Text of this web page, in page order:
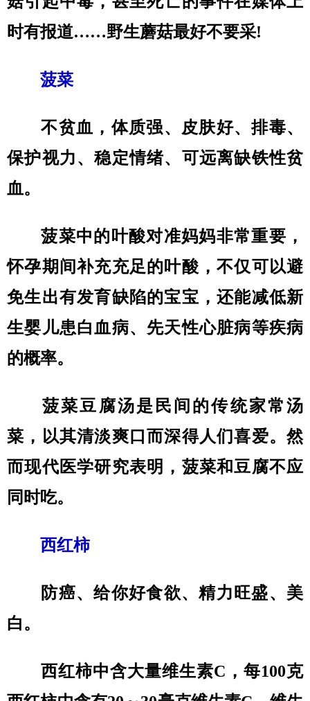
时有报道……野生蘑菇最好不要采!
菠菜
不贫血，体质强、皮肤好、排毒、
保护视力、稳定情绪、可远离缺铁性贫
血。
菠菜中的叶酸对准妈妈非常重要，
怀孕期间补充充足的叶酸，不仅可以避
免生出有发育缺陷的宝宝，还能减低新
生婴儿患白血病、先天性心脏病等疾病
的概率。
菠菜豆腐汤是民间的传统家常汤
菜，以其清淡爽口而深得人们喜爱。然
而现代医学研究表明，菠菜和豆腐不应
同时吃。
西红柿
防癌、给你好食欲、精力旺盛、美
白。
西红柿中含大量维生素C，每100克